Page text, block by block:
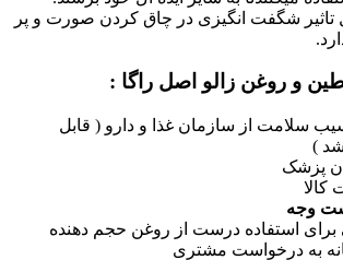
شگفت انگیزی در چاق کردن صورت و پر
و روغن زالو اصل راگا :
سلامت از سازمان غذا و دارو ( قابل
)
پزشک
کالا
وجه
برای استفاده درست از روغن حجم دهنده
به درخواست مشتری